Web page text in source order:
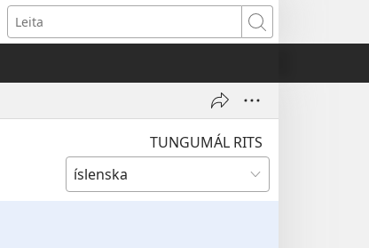
Leita
TUNGUMÁL RITS